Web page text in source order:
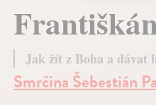
Jak žít z Boha a dávat
Smrčina Šebestián